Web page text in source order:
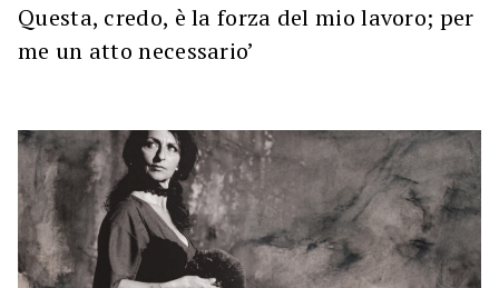
Questa, credo, è la forza del mio lavoro; per
me un atto necessario’